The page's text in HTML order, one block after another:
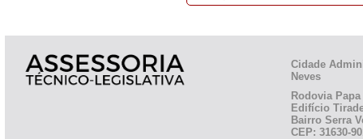
Cidade
Neves
Rodovia
Edifício
Bairro Serra
CEP: 31630-